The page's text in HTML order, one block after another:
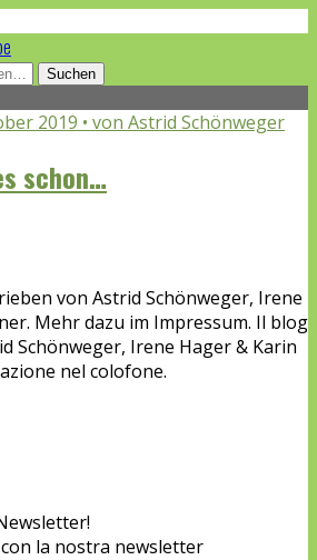
2019 • von Astrid Schönweger
schon…
von Astrid Schönweger, Irene
Mehr dazu im Impressum. Il blog
Schönweger, Irene Hager & Karin
nel colofone.
la nostra newsletter